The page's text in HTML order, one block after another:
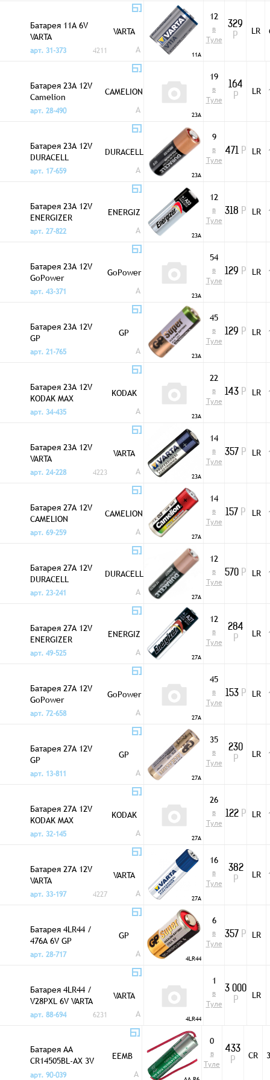
Батарея 11A 6V
VARTA
VARTA
арт. 31-373
4211 A 11A
12
в
Туле
329
Р
LR
Батарея 23A 12V
Camelion
CAMELION
арт. 28-490
A 23A
19
в
Туле
164
Р
LR
Батарея 23A 12V
DURACELL
DURACELL
арт. 17-659
A 23A
9
в
Туле
471 Р LR
Батарея 23A 12V
ENERGIZER
ENERGIZ
арт. 27-822
A 23A
12
в
Туле
318 Р LR
Батарея 23A 12V
GoPower
GoPower
арт. 43-371
A 23A
54
в
Туле
129 Р LR
Батарея 23A 12V
GP
GP
арт. 21-765
A 23A
45
в
Туле
129 Р LR
Батарея 23A 12V
KODAK MAX
KODAK
арт. 34-435
A 23A
22
в
Туле
143 Р LR
Батарея 23A 12V
VARTA
VARTA
арт. 24-228
4223 A 23A
14
в
Туле
357 Р LR
Батарея 27A 12V
CAMELION
CAMELION
арт. 69-259
A 27A
14
в
Туле
157 Р LR
Батарея 27A 12V
DURACELL
DURACELL
арт. 23-241
A 27A
12
в
Туле
570 Р LR
Батарея 27A 12V
ENERGIZER
ENERGIZ
арт. 49-525
A 27A
12
в
Туле
284
Р
LR
Батарея 27A 12V
GoPower
GoPower
арт. 72-658
A 27A
45
в
Туле
153 Р LR
Батарея 27A 12V
GP
GP
арт. 13-811
A 27A
35
в
Туле
230
Р
LR
Батарея 27A 12V
KODAK MAX
KODAK
арт. 32-145
A 27A
26
в
Туле
122 Р LR
Батарея 27A 12V
VARTA
VARTA
арт. 33-197
4227 A 27A
16
в
Туле
382
Р
LR
Батарея 4LR44 /
476A 6V GP
GP
арт. 28-717
A 4LR44
6
в
Туле
357 Р LR
Батарея 4LR44 /
V28PXL 6V VARTA
VARTA
арт. 88-694
6231 A 4LR44
1
в
Туле
3 000
Р
LR
Батарея AA
CR14505BL-AX 3V
EEMB
EEMB
арт. 90-039
A
0
в
Туле
433
Р
CR